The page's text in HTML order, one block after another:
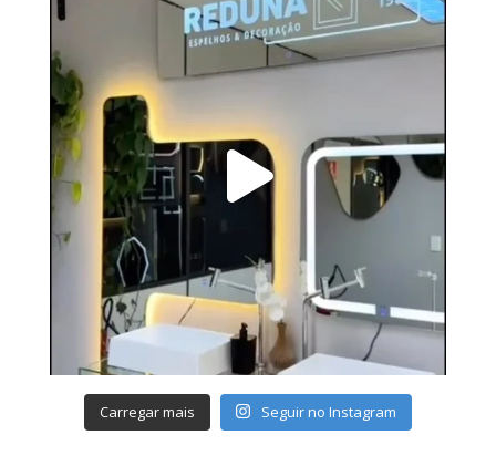
Carregar mais Seguir no Instagram